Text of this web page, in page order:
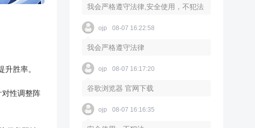
胜率。
对性调整阵
我会严格遵守法律,安全使用，不犯法
ojp 08-07 16:22:58
我会严格遵守法律
ojp 08-07 16:17:20
谷歌浏览器 官网下载
ojp 08-07 16:16:35